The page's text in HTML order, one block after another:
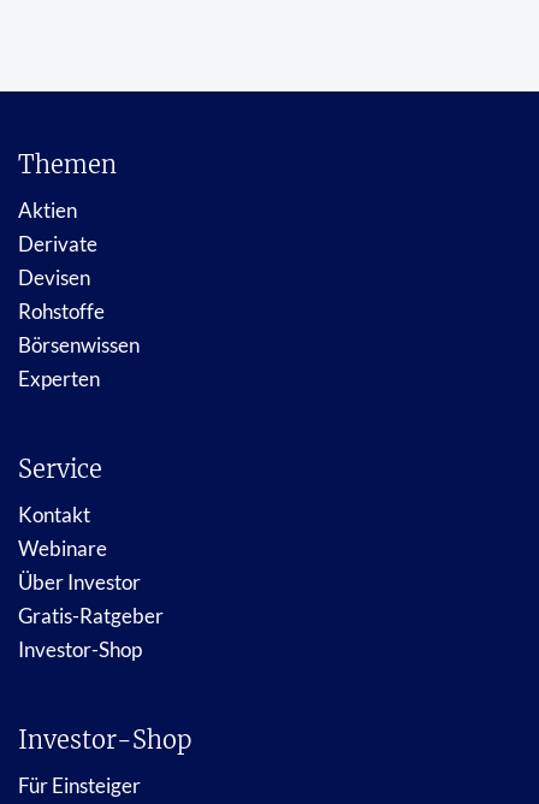
Themen
Aktien
Derivate
Devisen
Rohstoffe
Börsenwissen
Experten
Service
Kontakt
Webinare
Über Investor
Gratis-Ratgeber
Investor-Shop
Investor-Shop
Für Einsteiger